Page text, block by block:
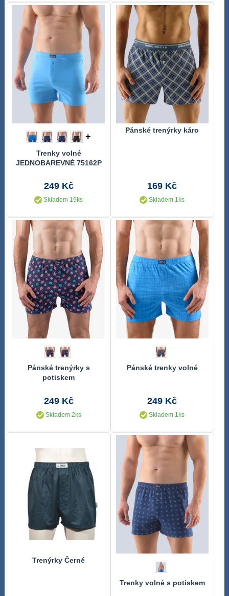
+
Trenky volné
JEDNOBAREVNÉ 75162P
249 Kč
Skladem 19ks
Pánské trenýrky káro
169 Kč
Skladem 1ks
Pánské trenýrky s
potiskem
249 Kč
Skladem 2ks
Pánské trenky volné
249 Kč
Skladem 1ks
Trenýrky Černé
Trenky volné s potiskem